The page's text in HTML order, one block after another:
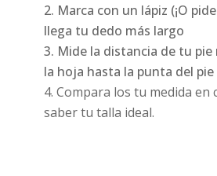
Marca con un lápiz (¡O
llega tu dedo más largo
Mide la distancia de tu
la hoja hasta la punta del
Compara los tu medida
saber tu talla ideal.